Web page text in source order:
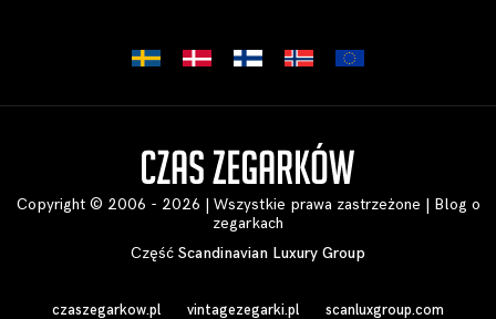
Copyright © 2006 - 2026 | Wszystkie prawa zastrzeżone | Blog o
zegarkach
Część Scandinavian Luxury Group
czaszegarkow.pl vintagezegarki.pl scanluxgroup.com